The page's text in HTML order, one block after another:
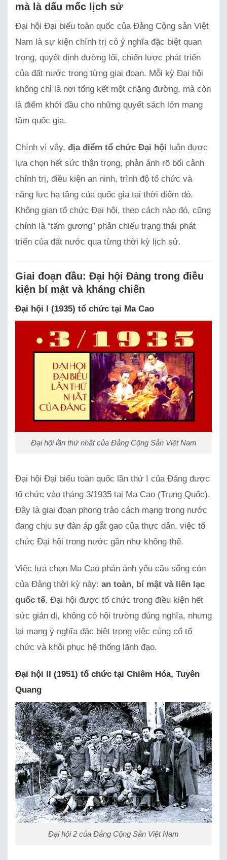
mà là dấu mốc lịch sử
Đại hội Đại biểu toàn quốc của Đảng Cộng sản Việt
Nam là sự kiện chính trị có ý nghĩa đặc biệt quan
trọng, quyết định đường lối, chiến lược phát triển
của đất nước trong từng giai đoạn. Mỗi kỳ Đại hội
không chỉ là nơi tổng kết một chặng đường, mà còn
là điểm khởi đầu cho những quyết sách lớn mang
tầm quốc gia.
Chính vì vậy, địa điểm tổ chức Đại hội luôn được
lựa chọn hết sức thận trọng, phản ánh rõ bối cảnh
chính trị, điều kiện an ninh, trình độ tổ chức và
năng lực hạ tầng của quốc gia tại thời điểm đó.
Không gian tổ chức Đại hội, theo cách nào đó, cũng
chính là “tấm gương” phản chiếu trạng thái phát
triển của đất nước qua từng thời kỳ lịch sử.
Giai đoạn đầu: Đại hội Đảng trong điều
kiện bí mật và kháng chiến
Đại hội I (1935) tổ chức tại Ma Cao
Đại hội lần thứ nhất của Đảng Cộng Sản Việt Nam
Đại hội Đại biểu toàn quốc lần thứ I của Đảng được
tổ chức vào tháng 3/1935 tại Ma Cao (Trung Quốc).
Đây là giai đoạn phong trào cách mạng trong nước
đang chịu sự đàn áp gắt gao của thực dân, việc tổ
chức Đại hội trong nước gần như không thể.
Việc lựa chọn Ma Cao phản ánh yêu cầu sống còn
của Đảng thời kỳ này: an toàn, bí mật và liên lạc
quốc tế. Đại hội được tổ chức trong điều kiện hết
sức giản dị, không có hội trường đúng nghĩa, nhưng
lại mang ý nghĩa đặc biệt trong việc củng cố tổ
chức và khôi phục hệ thống lãnh đạo.
Đại hội II (1951) tổ chức tại Chiêm Hóa, Tuyên
Quang
Đại hội 2 của Đảng Cộng Sản Việt Nam